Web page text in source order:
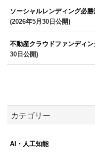
ソーシャルレンディング必
(2026年5月30日公開)
不動産クラウドファンディ
30日公開)
カテゴリー
AI・人工知能